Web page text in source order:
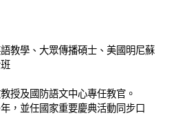
教學、大眾傳播碩士、美國明尼蘇
授及國防語文中心專任教官。
，並任國家重要慶典活動同步口